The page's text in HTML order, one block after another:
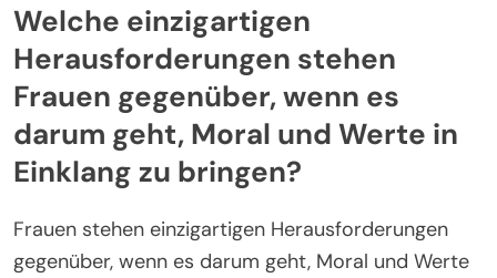
Welche einzigartigen
Herausforderungen stehen
Frauen gegenüber, wenn es
darum geht, Moral und Werte in
Einklang zu bringen?
Frauen stehen einzigartigen Herausforderungen
gegenüber, wenn es darum geht, Moral und Werte